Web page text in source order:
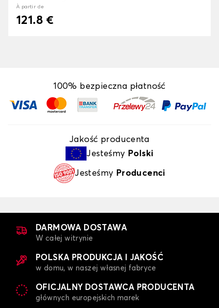
À partir de
121.8 €
100% bezpieczna płatność
Jakość producenta
Jesteśmy Polski
Jesteśmy Producenci
DARMOWA DOSTAWA
W całej witrynie
POLSKA PRODUKCJA I JAKOŚĆ
w domu, w naszej własnej fabryce
OFICJALNY DOSTAWCA PRODUCENTA
głównych europejskich marek